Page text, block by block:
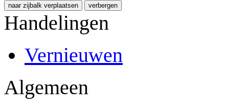
naar zijbalk verplaatsen verbergen
Handelingen
Vernieuwen
Algemeen